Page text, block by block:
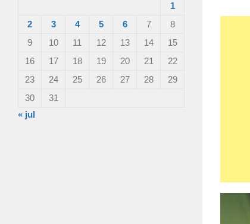
1
2
3 4 5 6 7
8
9
10 11 12 13 14
15
16
17 18 19 20 21
22
23
24 25 26 27 28
29
30
31
« jul